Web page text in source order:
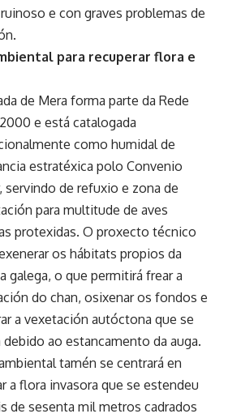
e con graves problemas de
para recuperar flora e
de Mera forma parte da Rede
e está catalogada
como humidal de
estratéxica polo Convenio
servindo de refuxio e zona de
para multitude de aves
protexidas. O proxecto técnico
os hábitats propios da
galega, o que permitirá frear a
do chan, osixenar os fondos e
a vexetación autóctona que se
debido ao estancamento da auga.
tamén se centrará en
a flora invasora que se estendeu
de sesenta mil metros cadrados